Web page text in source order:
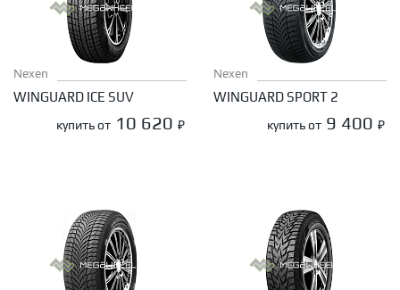
Nexen
WINGUARD ICE SUV
купить от 10 620 ₽
Nexen
WINGUARD SPORT 2
купить от 9 400 ₽